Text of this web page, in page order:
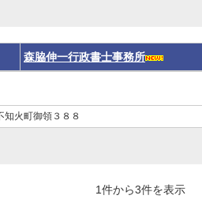
森脇伸一行政書士事務所
知火町御領３８８
1件から3件を表示